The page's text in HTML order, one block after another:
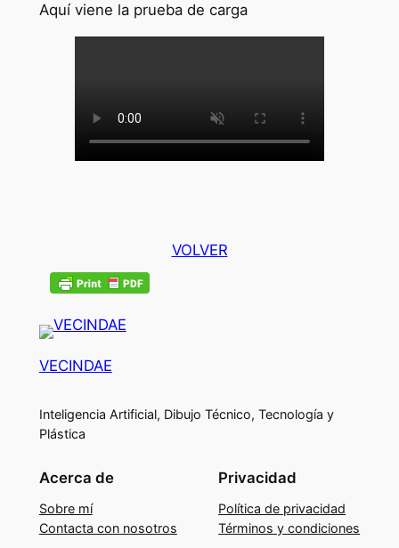
Aquí viene la prueba de carga
VOLVER
VECINDAE
Inteligencia Artificial, Dibujo Técnico, Tecnología y
Plástica
Acerca de
Sobre mí
Contacta con nosotros
Privacidad
Política de privacidad
Términos y condiciones